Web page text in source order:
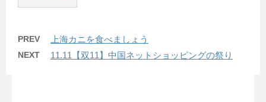
PREV 上海カニを食べましょう
NEXT 11.11【双11】中国ネットショッピングの祭り